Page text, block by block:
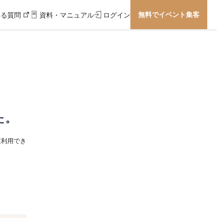
質問 資料・マニュアル ログイン 無料でイベント集客
用でき